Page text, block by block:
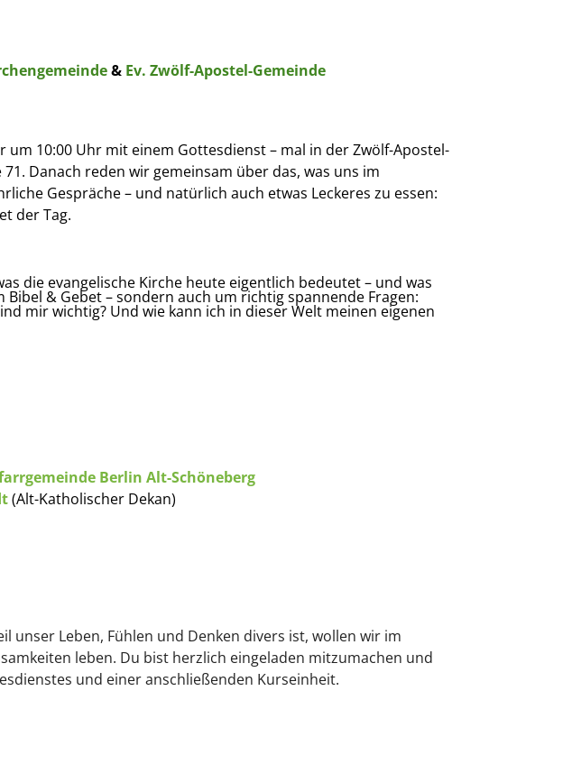
& Ev. Zwölf-Apostel-Gemeinde
10:00 Uhr mit einem Gottesdienst – mal in der Zwölf-Apostel-
Danach reden wir gemeinsam über das, was uns im
Gespräche – und natürlich auch etwas Leckeres zu essen:
der Tag.
die evangelische Kirche heute eigentlich bedeutet – und was
& Gebet – sondern auch um richtig spannende Fragen:
mir wichtig? Und wie kann ich in dieser Welt meinen eigenen
Berlin Alt-Schöneberg
(Alt-Katholischer Dekan)
unser Leben, Fühlen und Denken divers ist, wollen wir im
leben. Du bist herzlich eingeladen mitzumachen und
und einer anschließenden Kurseinheit.